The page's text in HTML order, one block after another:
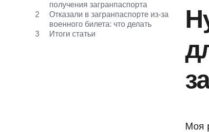
получения загранпаспорта
2
Отказали в загранпаспорте из-за
военного билета: что делать
3
Итоги статьи
Моя